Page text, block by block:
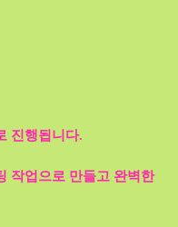
진행됩니다.
작업으로 만들고 완벽한